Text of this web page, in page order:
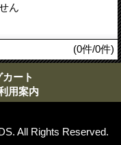
ん
(0件/0件)
ート
用案内
All Rights Reserved.